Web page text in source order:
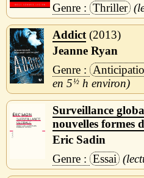
Thriller
Addict 2013
Jeanne Ryan
5½ h
Surveillance
nouvelles formes
Eric Sadin
Essai